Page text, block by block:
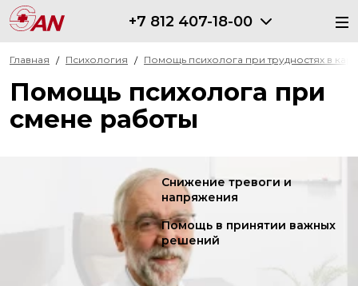
+7 812 407-18-00
Главная Психология Помощь психолога при трудностях в
Помощь психолога при
смене работы
Снижение тревоги и
напряжения
Помощь в принятии важных
решений